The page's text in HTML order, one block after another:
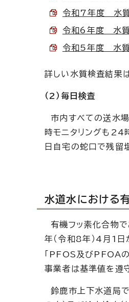
令和7年度 水
令和6年度 水
令和5年度 水
詳しい水質検査結果
（2）毎日検査
市内すべての送水場
時モニタリングも24
日自宅の蛇口で残留
水道水における
有機フッ素化合物で
年（令和8年）4月1日
「PFOS及びPFOA
事業者は基準値を遵
鈴鹿市上下水道局で